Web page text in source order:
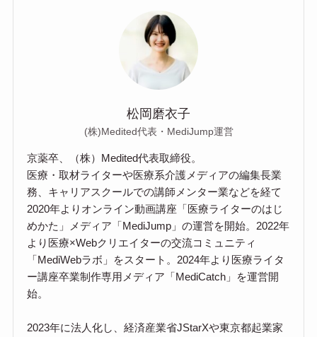
松岡磨衣子
(株)Medited代表・MediJump運営
京薬卒、（株）Medited代表取締役。
医療・取材ライターや医療系介護メディアの編集長業
務、キャリアスクールでの講師メンター業などを経て
2020年よりオンライン動画講座「医療ライターのはじ
めかた」メディア「MediJump」の運営を開始。2022年
より医療×Webクリエイターの交流コミュニティ
「MediWebラボ」をスタート。2024年より医療ライタ
ー講座卒業制作専用メディア「MediCatch」を運営開
始。
2023年に法人化し、経済産業省JStarXや東京都起業家